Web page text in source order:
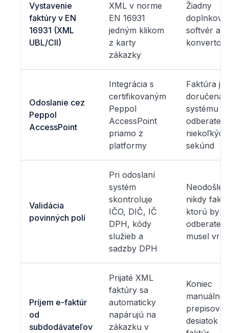
Vystavenie
faktúry v EN
16931 (XML
UBL/CII)
XML v norme
EN 16931
jedným klikom
z karty
zákazky
Žiadny
doplnkový
softvér ani
konvertor
Odoslanie cez
Peppol
AccessPoint
Integrácia s
certifikovaným
Peppol
AccessPoint
priamo z
platformy
Faktúra je
doručená
systému
niekoľkých
sekúnd
Validácia
povinných polí
Pri odoslaní
systém
skontroluje
IČO, DIČ, IČ
DPH, kódy
služieb a
sadzby DPH
nikdy
ktorú by
odberateľ
musel
Príjem e-faktúr
od
subdodávateľov
Prijaté XML
faktúry sa
automaticky
napárujú na
zákazku v
Koniec
desiatok